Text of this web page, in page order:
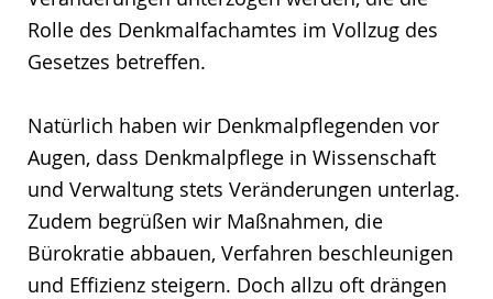
Rolle des Denkmalfachamtes im Vollzug des
Gesetzes betreffen.
Natürlich haben wir Denkmalpflegenden vor
Augen, dass Denkmalpflege in Wissenschaft
und Verwaltung stets Veränderungen unterlag.
Zudem begrüßen wir Maßnahmen, die
Bürokratie abbauen, Verfahren beschleunigen
und Effizienz steigern. Doch allzu oft drängen